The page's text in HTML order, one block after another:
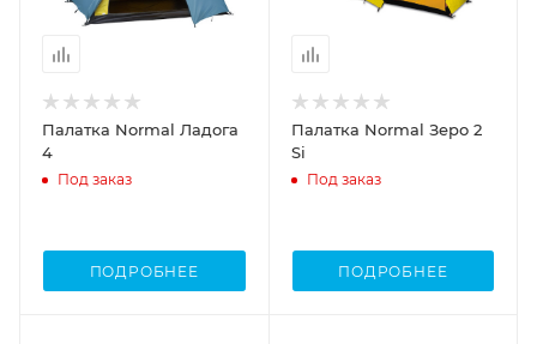
Палатка Normal Ладога
4
Под заказ
ПОДРОБНЕЕ
Палатка Normal Зеро 2
Si
Под заказ
ПОДРОБНЕЕ